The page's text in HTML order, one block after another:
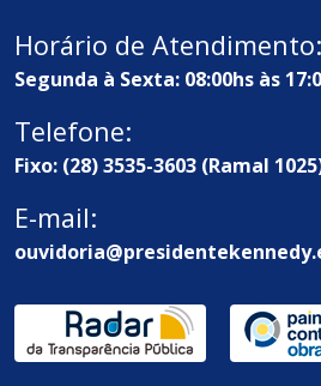
Horário de Atendimento:
Segunda à Sexta: 08:00hs às
Telefone:
Fixo: (28) 3535-3603 (Ramal
E-mail: